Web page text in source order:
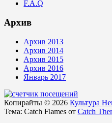
F.A.Q
Архив
Архив 2013
Архив 2014
Архив 2015
Архив 2016
Январь 2017
Копирайты © 2026 Культура
Тема: Catch Flames от Catch